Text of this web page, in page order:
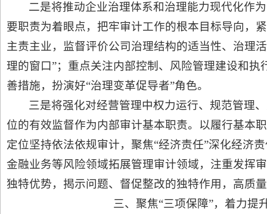
二是将推动企业治理体系和治理能力现代化作
要职责为着眼点，把牢审计工作的根本目标导向，
主责主业，监督评价公司治理结构的适当性、治理
理的窗口”；重点关注内部控制、风险管理建设和执
善措施，扮演好“治理变革促导者”角色。
三是将强化对经营管理中权力运行、规范管理
位的有效监督作为内部审计基本职责。以履行基本
定位坚持依法依规审计，聚焦“经济责任”深化经济
金融业务等风险领域拓展管理审计领域，注重发挥
独特优势，揭示问题、督促整改的独特作用，高质
三、聚焦“三项保障”，着力提